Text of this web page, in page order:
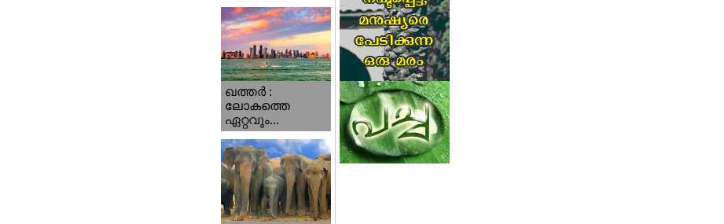
ഖത്തര്‍ :
ലോകത്തെ
ഏറ്റവും...